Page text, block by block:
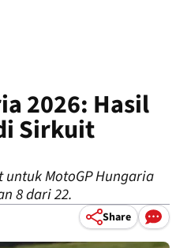
2026: Hasil
Sirkuit
MotoGP Hungaria
8 dari 22.
Share